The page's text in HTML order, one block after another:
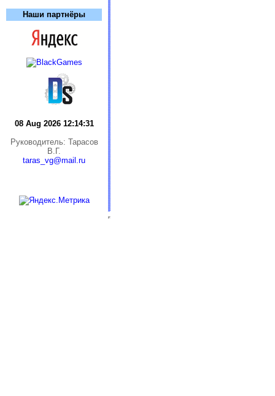
Наши партнёры
08 Aug 2026 12:14:31
Руководитель: Тарасов
В.Г.
taras_vg@mail.ru